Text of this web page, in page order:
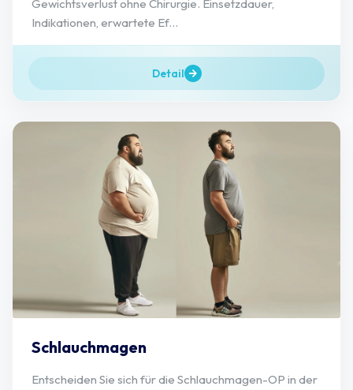
Gewichtsverlust ohne Chirurgie. Einsetzdauer,
Indikationen, erwartete Ef...
Detail
Schlauchmagen
Entscheiden Sie sich für die Schlauchmagen-OP in der